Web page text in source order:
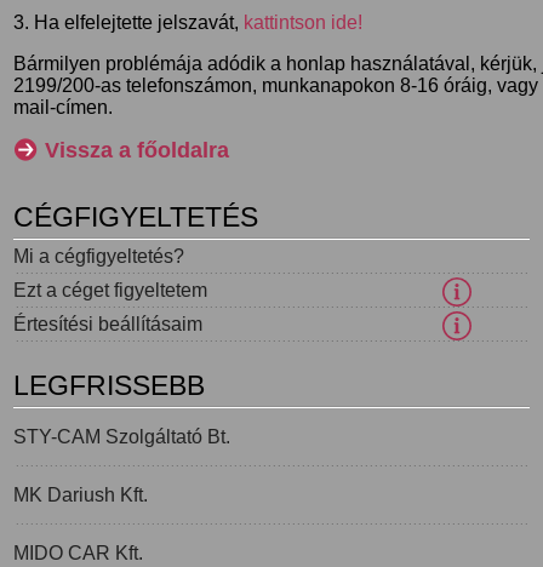
3. Ha elfelejtette jelszavát, kattintson ide!
Bármilyen problémája adódik a honlap használatával,
2199/200-as telefonszámon, munkanapokon 8-16 óráig,
mail-címen.
Vissza a főoldalra
CÉGFIGYELTETÉS
Mi a cégfigyeltetés?
Ezt a céget figyeltetem
Értesítési beállításaim
LEGFRISSEBB
STY-CAM Szolgáltató Bt.
MK Dariush Kft.
MIDO CAR Kft.